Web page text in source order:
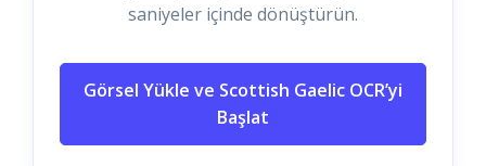
saniyeler içinde dönüştürün.
Görsel Yükle ve Scottish Gaelic OCR’yi
Başlat